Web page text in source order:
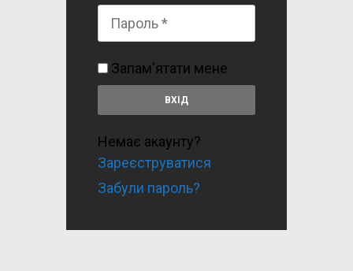
Запам'ятати мене
Немає акаунту?
Зареєструватися
Забули пароль?